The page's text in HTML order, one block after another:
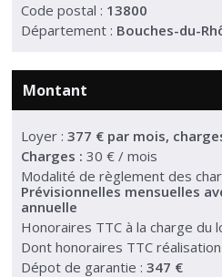
Code postal : 13800
Département : Bouches-du-
Montant
Loyer : 377 € par mois,
Charges : 30 € / mois
Modalité de règlement des
Prévisionnelles mensuelles
annuelle
Honoraires TTC à la charge du
Dont honoraires TTC
Dépot de garantie : 347 €